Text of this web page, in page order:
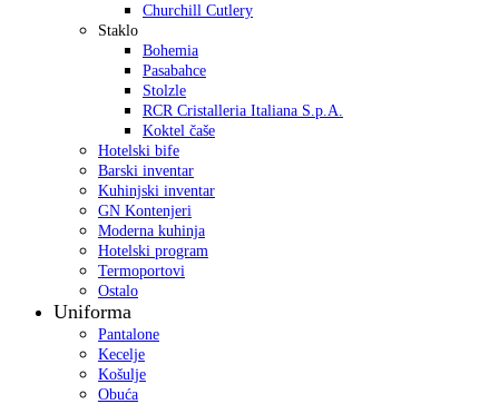
Churchill Cutlery
Staklo
Bohemia
Pasabahce
Stolzle
RCR Cristalleria Italiana S.p.A.
Koktel čaše
Hotelski bife
Barski inventar
Kuhinjski inventar
GN Kontenjeri
Moderna kuhinja
Hotelski program
Termoportovi
Ostalo
Uniforma
Pantalone
Kecelje
Košulje
Obuća